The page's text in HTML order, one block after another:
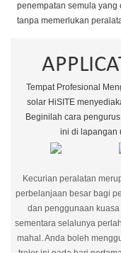
penempatan semula yang
tanpa memerlukan
Tempat Profesional
solar HiSITE
Beginilah cara
ini di lapangan
Kecurian peralatan
perbelanjaan besar bagi
dan penggunaan kuasa
sementara selalunya
mahal. Anda boleh